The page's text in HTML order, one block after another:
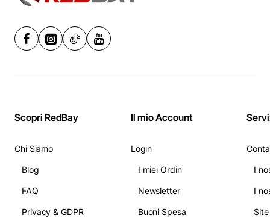
Scopri RedBay
Chi Siamo
Blog
FAQ
Privacy & GDPR
Il mio Account
Login
I miei Ordini
Newsletter
Buoni Spesa
I
I